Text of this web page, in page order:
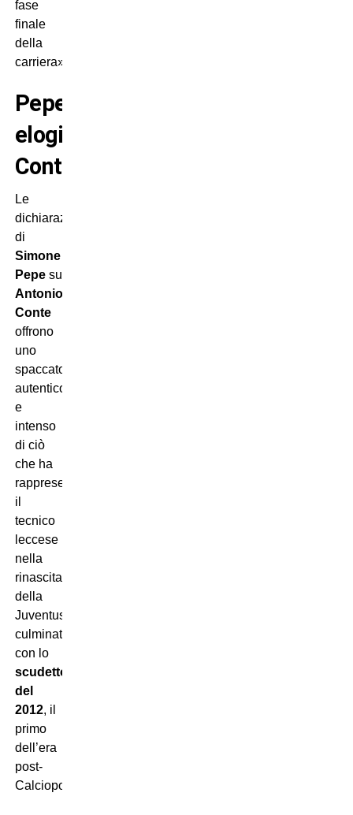
fase
finale
della
carriera».
Pepe
elogia
Conte
Le
dichiarazioni
di
Simone
Pepesu
Antonio
Conte
offrono
uno
spaccato
autentico
e
intenso
di ciò
che ha
rappresentato
il
tecnico
leccese
nella
rinascita
della
Juventus,
culminata
con lo
scudetto
del
2012, il
primo
dell’era
post-
Calciopoli.